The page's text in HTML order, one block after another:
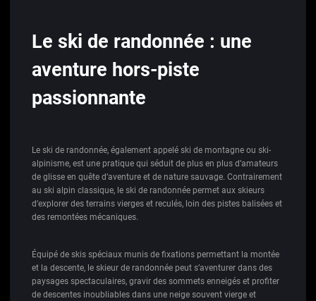
Le ski de randonnée : une
aventure hors-piste
passionnante
Le ski de randonnée, également appelé ski de montagne ou ski-
alpinisme, est une pratique qui séduit de plus en plus d’amateurs
de glisse en quête d’aventure et de nature sauvage. Contrairement
au ski alpin classique, le ski de randonnée permet aux skieurs
d’explorer des terrains vierges et reculés, loin des pistes balisées et
des remontées mécaniques.
Équipé de skis spéciaux munis de fixations permettant la montée
et la descente, le skieur de randonnée peut s’aventurer dans des
paysages spectaculaires, gravir des sommets enneigés et profiter
de descentes inoubliables dans une neige souvent vierge et